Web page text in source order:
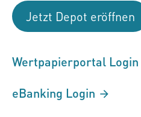
Jetzt Depot eröffnen
Wertpapierportal Login
eBanking Login